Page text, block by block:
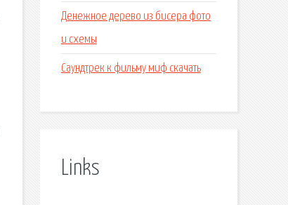
Денежное дерево из бисера фото
и схемы
Саундтрек к фильму миф скачать
Links